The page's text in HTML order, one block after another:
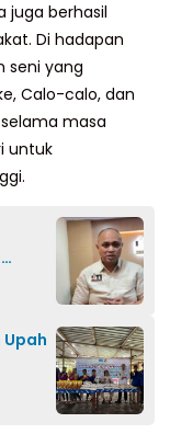
juga berhasil
Di hadapan
seni yang
Calo-calo, dan
masa
untuk
Upah